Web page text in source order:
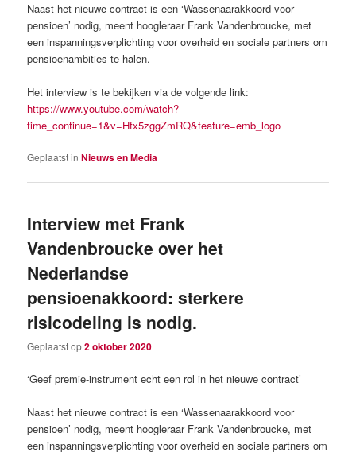
Naast het nieuwe contract is een ‘Wassenaarakkoord voor
pensioen’ nodig, meent hoogleraar Frank Vandenbroucke, met
een inspanningsverplichting voor overheid en sociale partners om
pensioenambities te halen.
Het interview is te bekijken via de volgende link:
https://www.youtube.com/watch?
time_continue=1&v=Hfx5zggZmRQ&feature=emb_logo
Geplaatst in Nieuws en Media
Interview met Frank
Vandenbroucke over het
Nederlandse
pensioenakkoord: sterkere
risicodeling is nodig.
Geplaatst op2 oktober 2020
‘Geef premie-instrument echt een rol in het nieuwe contract’
Naast het nieuwe contract is een ‘Wassenaarakkoord voor
pensioen’ nodig, meent hoogleraar Frank Vandenbroucke, met
een inspanningsverplichting voor overheid en sociale partners om